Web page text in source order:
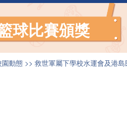
球比賽頒獎
園動態 救世軍屬下學校水運會及港